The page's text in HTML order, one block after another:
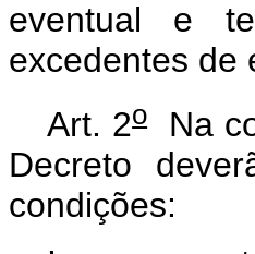
eventual e
excedentes de
Art. 2oNa
Decreto
condições: